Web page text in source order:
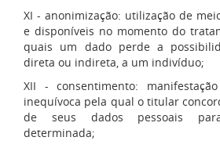
XI - anonimização: utilização de
e disponíveis no momento do
quais um dado perde a
direta ou indireta, a um indivíduo;
XII - consentimento:
inequívoca pela qual o titular
de seus dados pessoais
determinada;